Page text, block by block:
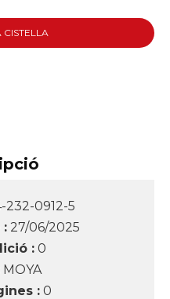
CISTELLA
232-0912-5
: 27/06/2025
: 0
MOYA
: 0